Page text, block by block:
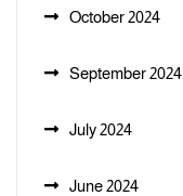
October 2024
September 2024
July 2024
June 2024